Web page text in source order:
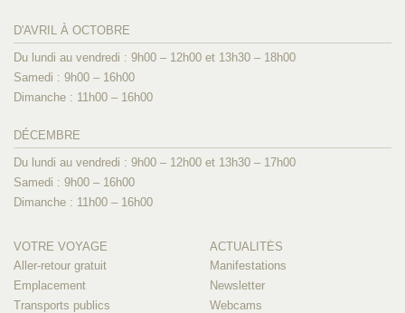
D'AVRIL À OCTOBRE
Du lundi au vendredi : 9h00 – 12h00 et 13h30 – 18h00
Samedi : 9h00 – 16h00
Dimanche : 11h00 – 16h00
DÉCEMBRE
Du lundi au vendredi : 9h00 – 12h00 et 13h30 – 17h00
Samedi : 9h00 – 16h00
Dimanche : 11h00 – 16h00
VOTRE VOYAGE
Aller-retour gratuit
Emplacement
Transports publics
ACTUALITÉS
Manifestations
Newsletter
Webcams